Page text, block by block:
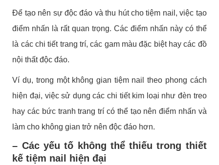
Để tạo nên sự độc đáo và thu hút cho tiệm nail, việc tạo
điểm nhấn là rất quan trọng. Các điểm nhấn này có thể
là các chi tiết trang trí, các gam màu đặc biệt hay các đồ
nội thất độc đáo.
Ví dụ, trong một không gian tiệm nail theo phong cách
hiện đại, việc sử dụng các chi tiết kim loại như đèn treo
hay các bức tranh trang trí có thể tạo nên điểm nhấn và
làm cho không gian trở nên độc đáo hơn.
– Các yếu tố không thể thiếu trong thiết
kế tiệm nail hiện đại